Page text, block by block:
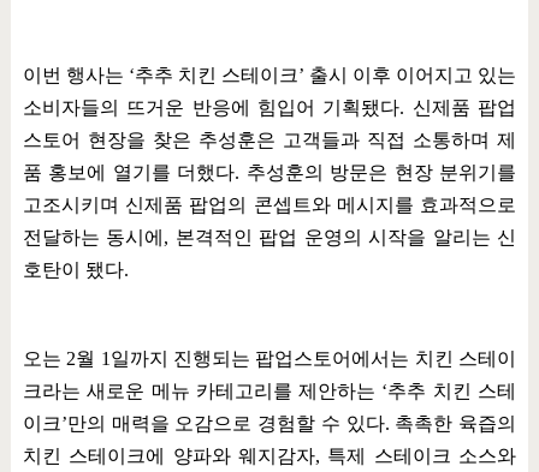
이번 행사는 ‘추추 치킨 스테이크’ 출시 이후 이어지고 있는
소비자들의 뜨거운 반응에 힘입어 기획됐다. 신제품 팝업
스토어 현장을 찾은 추성훈은 고객들과 직접 소통하며 제
품 홍보에 열기를 더했다. 추성훈의 방문은 현장 분위기를
고조시키며 신제품 팝업의 콘셉트와 메시지를 효과적으로
전달하는 동시에 , 본격적인 팝업 운영의 시작을 알리는 신
호탄이 됐다.
오는 2월 1 일까지 진행되는 팝업스토어에서는 치킨 스테이
크라는 새로운 메뉴 카테고리를 제안하는 ‘추추 치킨 스테
이크’만의 매력을 오감으로 경험할 수 있다. 촉촉한 육즙의
치킨 스테이크에 양파와 웨지감자, 특제 스테이크 소스와